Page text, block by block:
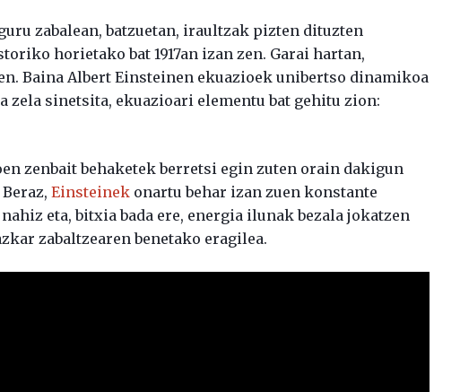
zabalean, batzuetan, iraultzak pizten dituzten
horietako bat 1917an izan zen. Garai hartan,
Baina Albert Einsteinen ekuazioek unibertso dinamikoa
zela sinetsita, ekuazioari elementu bat gehitu zion:
zenbait behaketek berretsi egin zuten orain dakigun
Beraz,Einsteinek onartu behar izan zuen konstante
eta, bitxia bada ere, energia ilunak bezala jokatzen
zabaltzearen benetako eragilea.